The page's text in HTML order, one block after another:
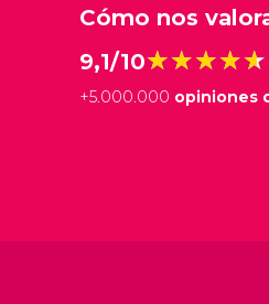
Cómo nos
9,1/10★★★★★
★★★★★
+5.000.000 opiniones